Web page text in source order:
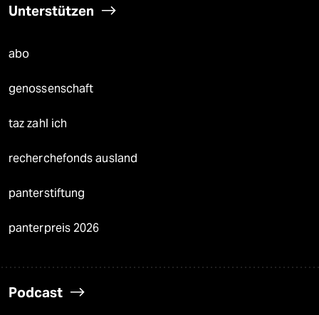
Unterstützen
abo
genossenschaft
taz zahl ich
recherchefonds ausland
panterstiftung
panterpreis 2026
Podcast